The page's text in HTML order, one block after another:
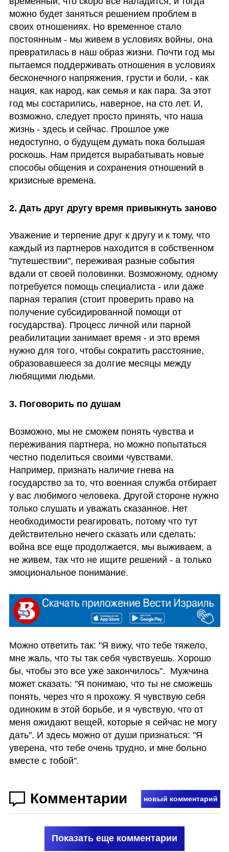
можно будет заняться решением проблем в
своих отношениях. Но временное стало
постоянным - мы живем в условиях войны, она
превратилась в наш образ жизни. Почти год мы
пытаемся поддерживать отношения в условиях
бесконечного напряжения, грусти и боли, - как
нация, как народ, как семья и как пара. За этот
год мы состарились, наверное, на сто лет. И,
возможно, следует просто принять, что наша
жизнь - здесь и сейчас. Прошлое уже
недоступно, о будущем думать пока большая
роскошь. Нам придется вырабатывать новые
способы общения и сохранения отношений в
кризисные времена.
2. Дать друг другу время привыкнуть заново
Уважение и терпение друг к другу и к тому, что
каждый из партнеров находится в собственном
"путешествии", переживая разные события
вдали от своей половинки. Возможному, одному
потребуется помощь специалиста - или даже
парная терапия (стоит проверить право на
получение субсидированной помощи от
государства). Процесс личной или парной
реабилитации занимает время - и это время
нужно для того, чтобы сократить расстояние,
образовавшееся за долгие месяцы между
любящими людьми.
3. Поговорить по душам
Возможно, мы не сможем понять чувства и
переживания партнера, но можно попытаться
честно поделиться своими чувствами.
Например, признать наличие гнева на
государство за то, что военная служба отбирает
у вас любимого человека. Другой стороне нужно
только слушать и уважать сказанное. Нет
необходимости реагировать, потому что тут
действительно нечего сказать или сделать:
война все еще продолжается, мы выживаем, а
не живем, так что не ищите решений - а только
эмоциональное понимание.
Можно ответить так: "Я вижу, что тебе тяжело,
мне жаль, что ты так себя чувствуешь. Хорошо
бы, чтобы это все уже закончилось".  Мужчина
может сказать: "Я понимаю, что ты не сможешь
понять, через что я прохожу. Я чувствую себя
одиноким в этой борьбе, и я чувствую, что от
меня ожидают вещей, которые я сейчас не могу
дать". И здесь можно от души признаться: "Я
уверена, что тебе очень трудно, и мне больно
вместе с тобой".
Комментарии новый комментарий
Показать еще комментарии